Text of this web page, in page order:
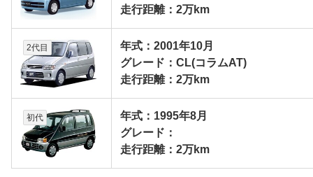
走行距離：2万km
2代目
年式：2001年10月
グレード：CL(コラムAT)
走行距離：2万km
初代
年式：1995年8月
グレード：
走行距離：2万km